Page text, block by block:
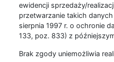
ewidencji sprzedaży/
przetwarzanie takich
sierpnia 1997 r. o ochronie
133, poz. 833) z
Brak zgody uniemożliwia